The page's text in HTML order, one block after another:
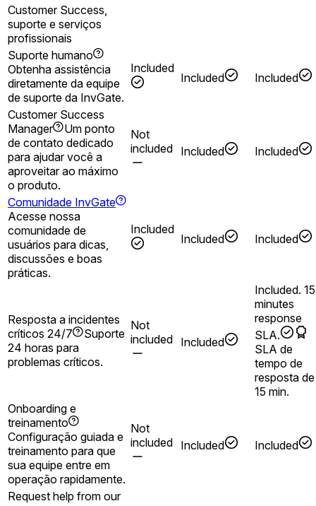
Customer Success,
suporte e serviços
profissionais
Suporte humano
Obtenha assistência
diretamente da equipe
de suporte da InvGate.
Included
Included Included
Customer Success
Manager
Um ponto
de contato dedicado
para ajudar você a
aproveitar ao máximo
o produto.
Not
included Included Included
Comunidade InvGate
Acesse nossa
comunidade de
usuários para dicas,
discussões e boas
práticas.
Included
Included Included
Resposta a incidentes
críticos 24/7
Suporte
24 horas para
problemas críticos.
Not
included Included
Included. 15
minutes
response
SLA.
SLA de
tempo de
resposta de
15 min.
Onboarding e
treinamento
Configuração guiada e
treinamento para que
sua equipe entre em
operação rapidamente.
Not
included Included Included
Request help from our